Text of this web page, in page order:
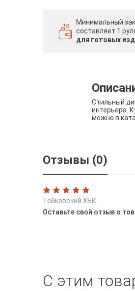
Минимальный
составляет 1
для готовых
Стильный
интерьера.
можно в
Отзывы (0)
Тейковский ХБК
Оставьте свой отзыв о
С этим